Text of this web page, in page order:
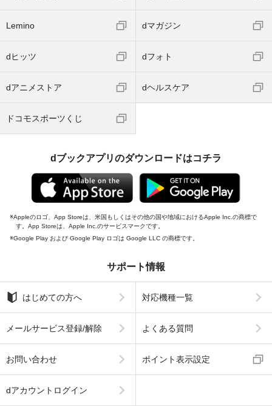
Lemino dマガジン
dヒッツ dフォト
dアニメストア dヘルスケア
ドコモスポーツくじ
dブックアプリのダウンロードはコチラ
Appleのロゴ、App Storeは、米国もしくはその他の国や地域におけるApple Inc.の商標で
す。App Storeは、Apple Inc.のサービスマークです。
Google Play および Google Play ロゴは Google LLC の商標です。
サポート情報
はじめての方へ 対応機種一覧
メールサービス登録/解除 よくある質問
お問い合わせ ポイント表示設定
dアカウントログイン